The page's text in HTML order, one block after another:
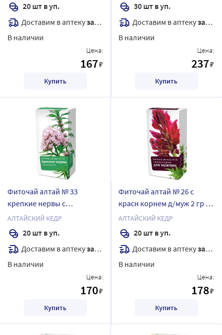
20 шт в уп.
Доставим в аптекузавтра
В наличии
Цена:
167₽
Купить
30 шт в уп.
Доставим в аптекузавтра
В наличии
Цена:
237₽
Купить
Фиточай алтай № 33
крепкие нервы с
валерианой 2 гр 20 шт. ф/п
АЛТАЙСКИЙ КЕДР
20 шт в уп.
Доставим в аптекузавтра
В наличии
Цена:
170₽
Купить
Фиточай алтай № 26 с
красн корнем д/муж 2 гр 20
шт. ф/п
АЛТАЙСКИЙ КЕДР
20 шт в уп.
Доставим в аптекузавтра
В наличии
Цена:
178₽
Купить